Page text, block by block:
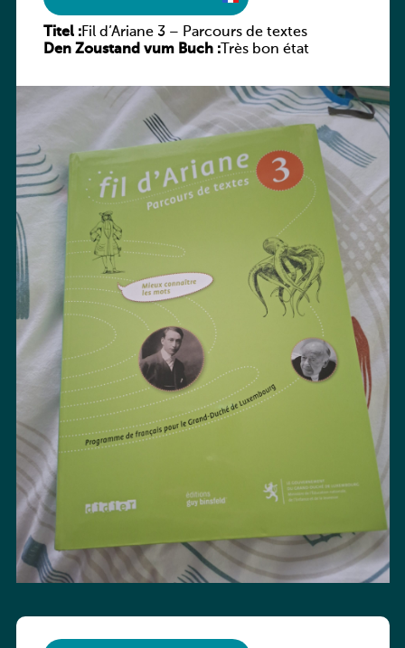
Titel :Fil d’Ariane 3 – Parcours de textes
Den Zoustand vum Buch :Très bon état